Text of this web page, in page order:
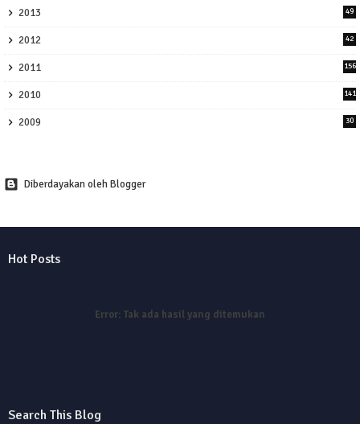
2013 49
2012 42
2011 156
2010 141
2009 30
Diberdayakan oleh Blogger
Hot Posts
Error: Tak ada hasil yang ditemukan
Search This Blog